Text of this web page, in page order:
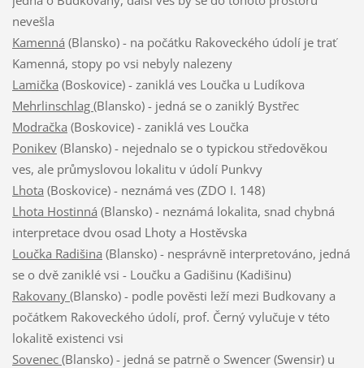
nevešla
Kamenná (Blansko) - na počátku Rakoveckého údolí je trať
Kamenná, stopy po vsi nebyly nalezeny
Lamička (Boskovice) - zaniklá ves Loučka u Ludíkova
Mehrlinschlag (Blansko) - jedná se o zaniklý Bystřec
Modračka (Boskovice) - zaniklá ves Loučka
Ponikev(Blansko) - nejednalo se o typickou středověkou
ves, ale průmyslovou lokalitu v údolí Punkvy
Lhota (Boskovice) - neznámá ves (ZDO I. 148)
Lhota Hostinná (Blansko) - neznámá lokalita, snad chybná
interpretace dvou osad Lhoty a Hostěvska
Loučka Radišina (Blansko) - nesprávně interpretováno, jedná
se o dvě zaniklé vsi - Loučku a Gadišinu (Kadišinu)
Rakovany (Blansko) - podle pověsti leží mezi Budkovany a
počátkem Rakoveckého údolí, prof. Černý vylučuje v této
lokalitě existenci vsi
Sovenec (Blansko) - jedná se patrně o Swencer (Swensir) u